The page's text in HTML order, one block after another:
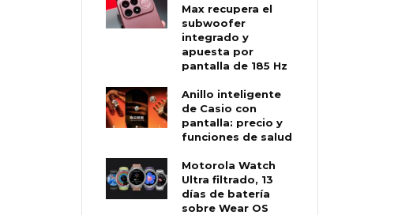
Max recupera el
subwoofer
integrado y
apuesta por
pantalla de 185 Hz
Anillo inteligente
de Casio con
pantalla: precio y
funciones de salud
Motorola Watch
Ultra filtrado, 13
días de batería
sobre Wear OS